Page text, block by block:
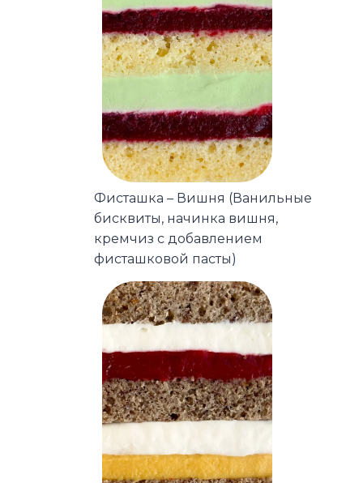
Фисташка – Вишня (Ванильные
бисквиты, начинка вишня,
кремчиз с добавлением
фисташковой пасты)